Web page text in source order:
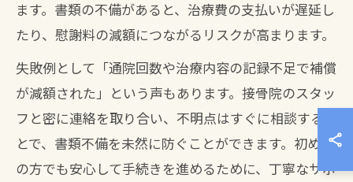
ます。書類の不備があると、治療費の支払いが遅延し
たり、慰謝料の減額につながるリスクが高まります。
失敗例として「通院回数や治療内容の記録不足で補償
が減額された」という声もあります。接骨院のスタッ
フと密に連絡を取り合い、不明点はすぐに相談するこ
とで、書類不備を未然に防ぐことができます。初めて
の方でも安心して手続きを進めるために、丁寧なサポ